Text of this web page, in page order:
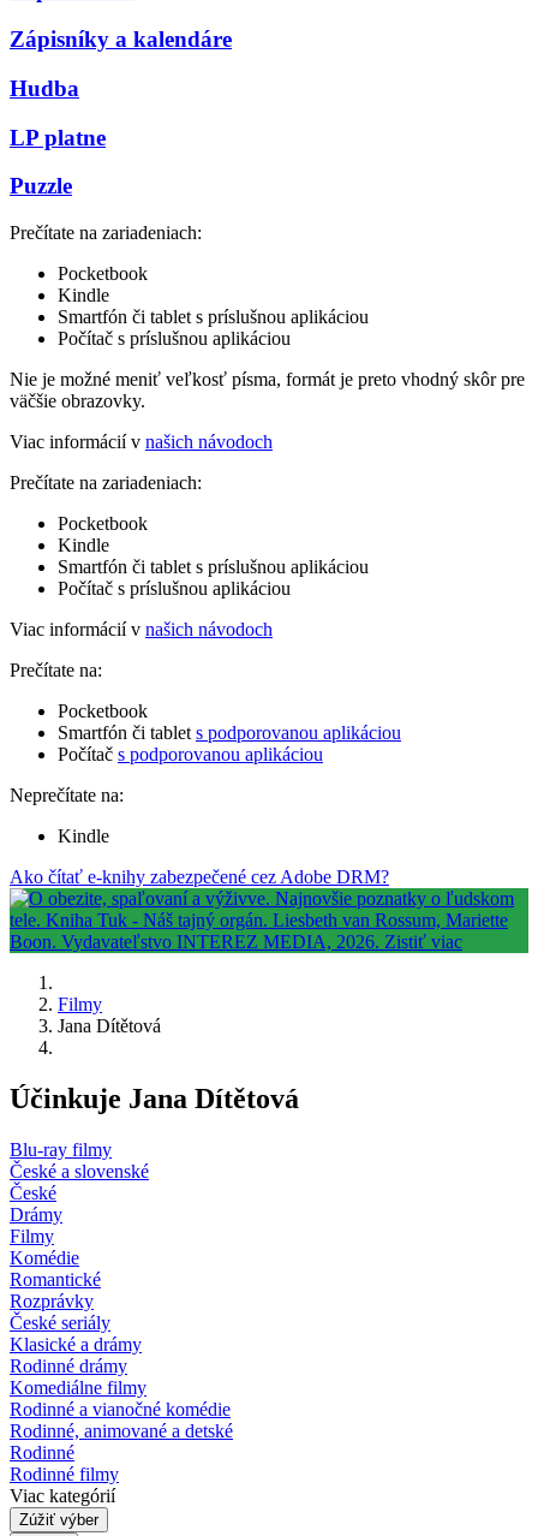
Zápisníky a kalendáre
Hudba
LP platne
Puzzle
Prečítate na zariadeniach:
Pocketbook
Kindle
Smartfón či tablet s príslušnou aplikáciou
Počítač s príslušnou aplikáciou
Nie je možné meniť veľkosť písma, formát je preto vhodný skôr pre
väčšie obrazovky.
Viac informácií v našich návodoch
Prečítate na zariadeniach:
Pocketbook
Kindle
Smartfón či tablet s príslušnou aplikáciou
Počítač s príslušnou aplikáciou
Viac informácií v našich návodoch
Prečítate na:
Pocketbook
Smartfón či tablet s podporovanou aplikáciou
Počítač s podporovanou aplikáciou
Neprečítate na:
Kindle
Ako čítať e-knihy zabezpečené cez Adobe DRM?
Filmy
Jana Dítětová
Účinkuje Jana Dítětová
Blu-ray filmy
České a slovenské
České
Drámy
Filmy
Komédie
Romantické
Rozprávky
České seriály
Klasické a drámy
Rodinné drámy
Komediálne filmy
Rodinné a vianočné komédie
Rodinné, animované a detské
Rodinné
Rodinné filmy
Viac kategórií
Zúžiť výber